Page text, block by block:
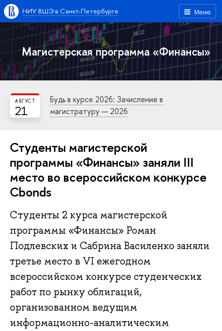
Меню
НИУ ВШЭ в Санкт-Петербурге
Магистерская программа «Финансы»
21
АВГУСТ
Будь в курсе 2026: Зачисление в
магистратуру — 2026
Студенты магистерской
программы «Финансы» заняли III
место во всероссийском конкурсе
Cbonds
Студенты 2 курса магистерской
программы «Финансы» Роман
Подлевских и Сабрина Василенко заняли
третье место в VI ежегодном
всероссийском конкурсе студенческих
работ по рынку облигаций,
организованном ведущим
информационно-аналитическим